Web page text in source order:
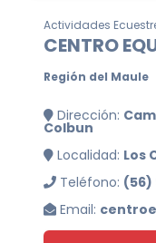
Actividades
CENTRO
Región del Maule
Dirección:
Colbun
Localidad: Los
Teléfono: (56)
Email: